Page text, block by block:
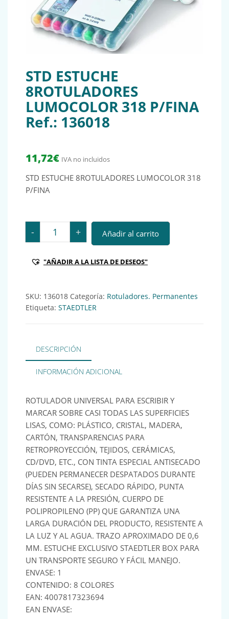
STD ESTUCHE
8ROTULADORES
LUMOCOLOR 318 P/FINA
Ref.: 136018
11,72€ IVA no incluidos
STD ESTUCHE 8ROTULADORES LUMOCOLOR 318
P/FINA
- STD ESTUCHE 8ROTULADORES LUMOCOLOR 318 P/
+ Añadir al carrito
"AÑADIR A LA LISTA DE DESEOS"
SKU: 136018 Categoría: Rotuladores. Permanentes
Etiqueta: STAEDTLER
DESCRIPCIÓN
INFORMACIÓN ADICIONAL
ROTULADOR UNIVERSAL PARA ESCRIBIR Y
MARCAR SOBRE CASI TODAS LAS SUPERFICIES
LISAS, COMO: PLÁSTICO, CRISTAL, MADERA,
CARTÓN, TRANSPARENCIAS PARA
RETROPROYECCIÓN, TEJIDOS, CERÁMICAS,
CD/DVD, ETC., CON TINTA ESPECIAL ANTISECADO
(PUEDEN PERMANECER DESPATADOS DURANTE
DÍAS SIN SECARSE), SECADO RÁPIDO, PUNTA
RESISTENTE A LA PRESIÓN, CUERPO DE
POLIPROPILENO (PP) QUE GARANTIZA UNA
LARGA DURACIÓN DEL PRODUCTO, RESISTENTE A
LA LUZ Y AL AGUA. TRAZO APROXIMADO DE 0,6
MM. ESTUCHE EXCLUSIVO STAEDTLER BOX PARA
UN TRANSPORTE SEGURO Y FÁCIL MANEJO.
ENVASE: 1
CONTENIDO: 8 COLORES
EAN: 4007817323694
EAN ENVASE: